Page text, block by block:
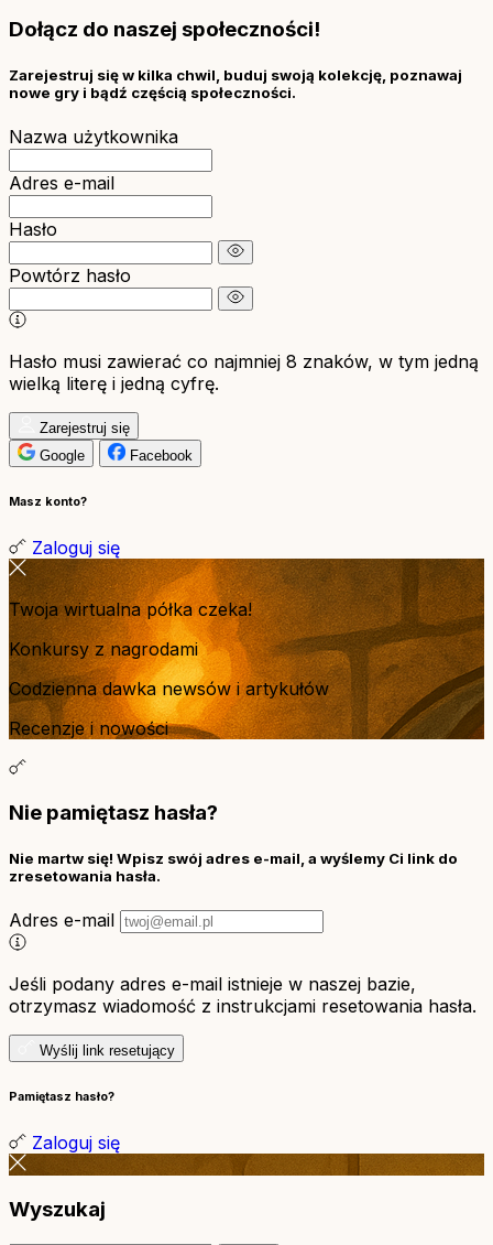
Dołącz do naszej społeczności!
Zarejestruj się w kilka chwil, buduj swoją kolekcję, poznawaj
nowe gry i bądź częścią społeczności.
Nazwa użytkownika
Adres e-mail
Hasło
Powtórz hasło
Hasło musi zawierać co najmniej 8 znaków, w tym jedną
wielką literę i jedną cyfrę.
Zarejestruj się
Google
Facebook
Masz konto?
Zaloguj się
Twoja wirtualna półka czeka!
Konkursy z nagrodami
Codzienna dawka newsów i artykułów
Recenzje i nowości
Nie pamiętasz hasła?
Nie martw się! Wpisz swój adres e-mail, a wyślemy Ci link do
zresetowania hasła.
Adres e-mail
Jeśli podany adres e-mail istnieje w naszej bazie,
otrzymasz wiadomość z instrukcjami resetowania hasła.
Wyślij link resetujący
Pamiętasz hasło?
Zaloguj się
Wyszukaj